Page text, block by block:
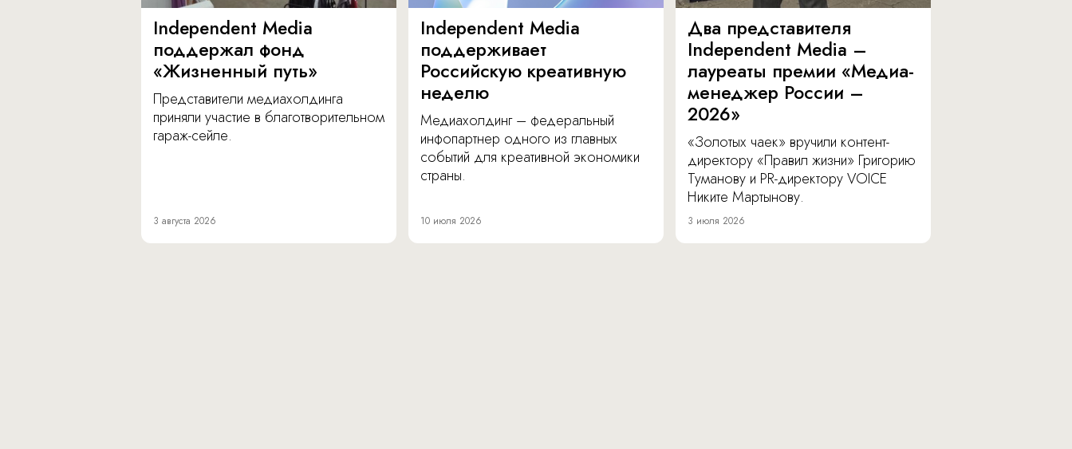
Independent Media
поддержал фонд
«Жизненный путь»
Представители медиахолдинга
приняли участие в благотворительном
гараж-сейле.
3 августа 2026
Independent Media
поддерживает
Российскую креативную
неделю
Медиахолдинг – федеральный
инфопартнер одного из главных
событий для креативной экономики
страны.
10 июля 2026
Два представителя
Independent Media –
лауреаты премии «Медиа-
менеджер России –
2026»
«Золотых чаек» вручили контент-
директору «Правил жизни» Григорию
Туманову и PR-директору VOICE
Никите Мартынову.
3 июля 2026